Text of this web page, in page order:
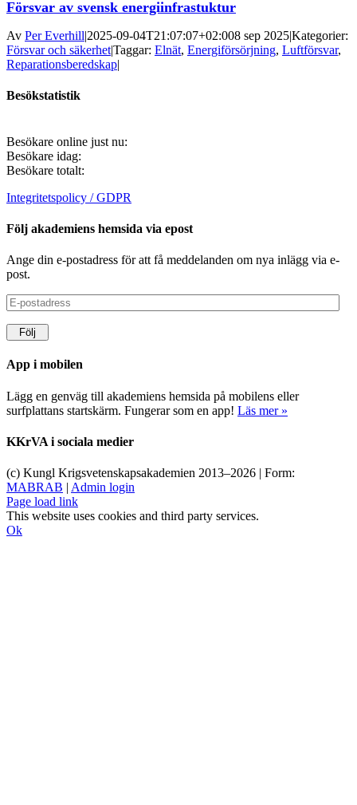
Försvar av svensk energiinfrastuktur
Av Per Everhill|2025-09-04T21:07:07+02:008 sep 2025|Kategorier:
Försvar och säkerhet|Taggar: Elnät, Energiförsörjning, Luftförsvar,
Reparationsberedskap|
Besökstatistik
Besökare online just nu:
Besökare idag:
Besökare totalt:
Integritetspolicy / GDPR
Följ akademiens hemsida via epost
Ange din e-postadress för att få meddelanden om nya inlägg via e-
post.
E-
postadress
Följ
App i mobilen
Lägg en genväg till akademiens hemsida på mobilens eller
surfplattans startskärm. Fungerar som en app! Läs mer »
KKrVA i sociala medier
(c) Kungl Krigsvetenskapsakademien 2013–2026 | Form:
MABRAB | Admin login
Page load link
This website uses cookies and third party services.
Ok